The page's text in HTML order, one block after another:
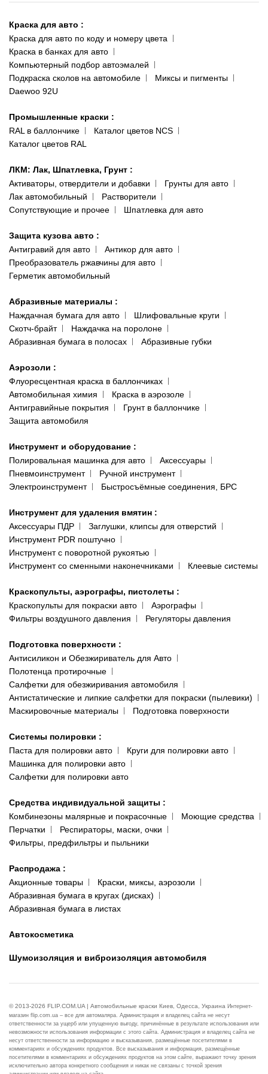
093 611-39-23
(ориентир: Интайм №40)
Одесса
пр-т Акад. Глушко, 29
066 554-97-70
Доставка и оплата
Сотрудничество
Наши публикации
Публичная оферта
Политика конфиденциальности
Краска для авто :
Краска для авто по коду и номеру цвета
Краска в банках для авто
Компьютерный подбор автоэмалей
Подкраска сколов на автомобиле
Миксы и пигменты
Daewoo 92U
Промышленные краски :
RAL в баллончике
Каталог цветов NCS
Каталог цветов RAL
ЛКМ: Лак, Шпатлевка, Грунт :
Активаторы, отвердители и добавки
Грунты для авто
Лак автомобильный
Растворители
Сопутствующие и прочее
Шпатлевка для авто
Защита кузова авто :
Антигравий для авто
Антикор для авто
Преобразователь ржавчины для авто
Герметик автомобильный
Абразивные материалы :
Наждачная бумага для авто
Шлифовальные круги
Скотч-брайт
Наждачка на поролоне
Абразивная бумага в полосах
Абразивные губки
Аэрозоли :
Флуоресцентная краска в баллончиках
Автомобильная химия
Краска в аэрозоле
Антигравийные покрытия
Грунт в баллончике
Защита автомобиля
Инструмент и оборудование :
Полировальная машинка для авто
Аксессуары
Пневмоинструмент
Ручной инструмент
Электроинструмент
Быстросъёмные соединения, БРС
Инструмент для удаления вмятин :
Аксессуары ПДР
Заглушки, клипсы для отверстий
Инструмент PDR поштучно
Инструмент с поворотной рукоятью
Инструмент со сменными наконечниками
Клеевые системы
Краскопульты, аэрографы, пистолеты :
Краскопульты для покраски авто
Аэрографы
Фильтры воздушного давления
Регуляторы давления
Подготовка поверхности :
Антисиликон и Обезжириватель для Авто
Полотенца протирочные
Салфетки для обезжиривания автомобиля
Антистатические и липкие салфетки для покраски (пылевики)
Маскировочные материалы
Подготовка поверхности
Системы полировки :
Паста для полировки авто
Круги для полировки авто
Машинка для полировки авто
Салфетки для полировки авто
Средства индивидуальной защиты :
Комбинезоны малярные и покрасочные
Моющие средства
Перчатки
Респираторы, маски, очки
Фильтры, предфильтры и пыльники
Распродажа :
Акционные товары
Краски, миксы, аэрозоли
Абразивная бумага в кругах (дисках)
Абразивная бумага в листах
Автокосметика
Шумоизоляция и виброизоляция автомобиля
© 2013-2026 FLIP.COM.UA | Автомобильные краски Киев, Одесса, Украина Интернет-
магазин flip.com.ua – все для автомаляра. Администрация и владелец сайта не несут
ответственности за ущерб или упущенную выгоду, причинённые в результате использования или
невозможности использования информации с этого сайта. Администрация и владелец сайта не
несут ответственности за информацию и высказывания, размещённые посетителями в
комментариях и обсуждениях продуктов. Все высказывания и информация, размещённые
посетителями в комментариях и обсуждениях продуктов на этом сайте, выражают точку зрения
исключительно автора конкретного сообщения и никак не связаны с точкой зрения